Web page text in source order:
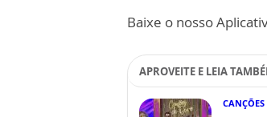
Baixe o nosso
APROVEITE E LEIA